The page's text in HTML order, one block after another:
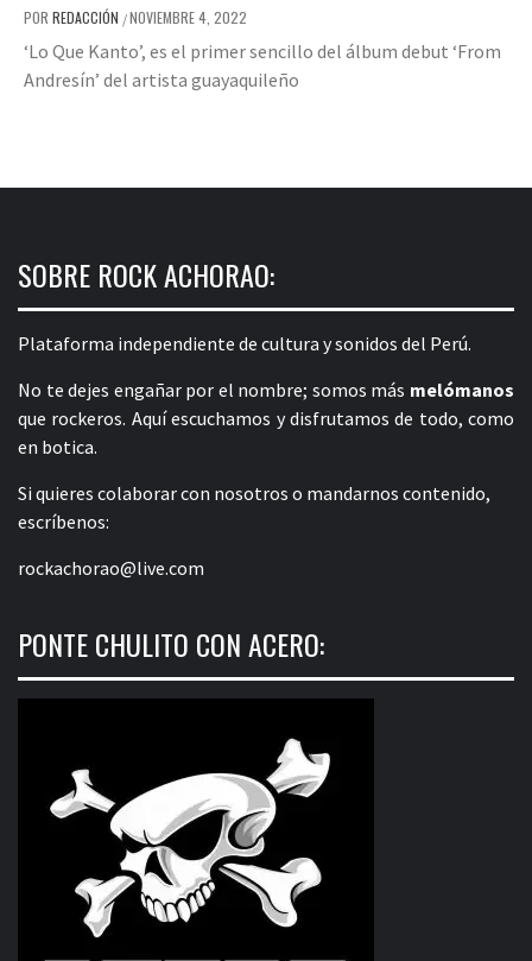
POR REDACCIÓN /NOVIEMBRE 4, 2022
‘Lo Que Kanto’, es el primer sencillo del álbum debut ‘From
Andresín’ del artista guayaquileño
SOBRE ROCK ACHORAO:
Plataforma independiente de cultura y sonidos del Perú.
No te dejes engañar por el nombre; somos más melómanos
que rockeros. Aquí escuchamos y disfrutamos de todo, como
en botica.
Si quieres colaborar con nosotros o mandarnos contenido,
escríbenos:
rockachorao@live.com
PONTE CHULITO CON ACERO: